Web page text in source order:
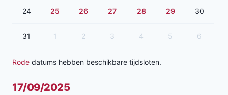
24 25 26 27 28 29 30
31 1 2 3 4 5 6
Rode datums hebben beschikbare tijdsloten.
17/09/2025